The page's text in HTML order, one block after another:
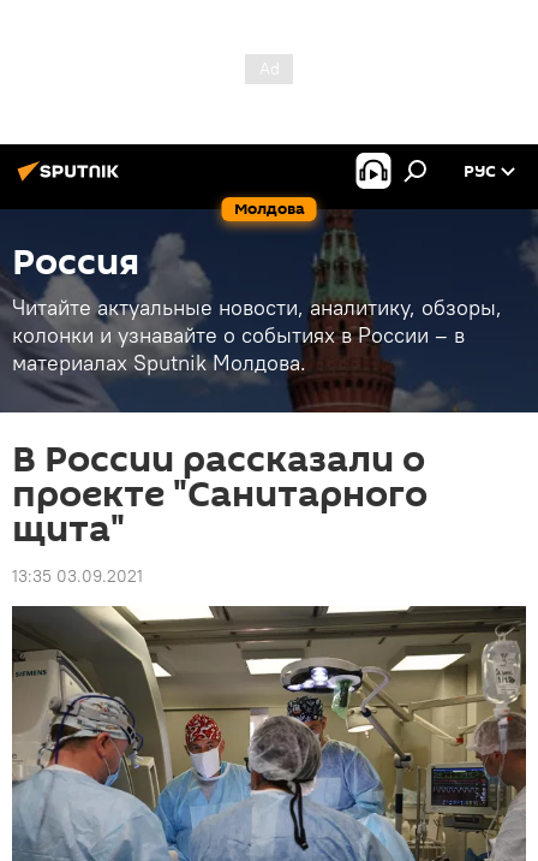
Молдова
РУС
Россия
Читайте актуальные новости, аналитику, обзоры,
колонки и узнавайте о событиях в России – в
материалах Sputnik Молдова.
В России рассказали о
проекте "Санитарного
щита"
13:35 03.09.2021